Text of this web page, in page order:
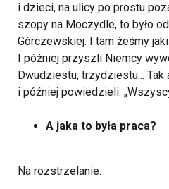
i dzieci, na ulicy po prostu
szopy na Moczydle, to było
Górczewskiej. I tam żeśmy
I później przyszli Niemcy
Dwudziestu, trzydziestu...
i później powiedzieli:
A jaka to była praca?
Na rozstrzelanie.